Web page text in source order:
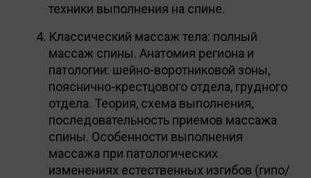
техники выполнения на спине.
Классический массаж тела: полный
массаж спины. Анатомия региона и
патологии: шейно-воротниковой зоны,
пояснично-крестцового отдела, грудного
отдела. Теория, схема выполнения,
последовательность приемов массажа
спины. Особенности выполнения
массажа при патологических
изменениях естественных изгибов (гипо/